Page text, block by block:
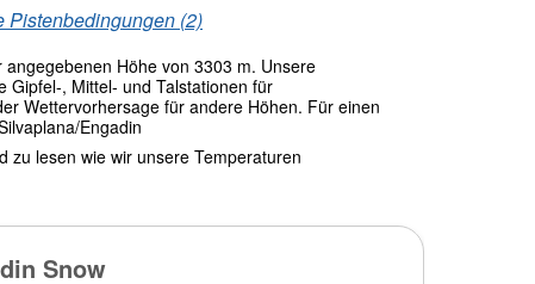
Pistenbedingungen (2)
angegebenen Höhe von 3303 m. Unsere
Gipfel-, Mittel- und Talstationen für
Wettervorhersage für andere Höhen. Für einen
Engadin
zu lesen wie wir unsere Temperaturen